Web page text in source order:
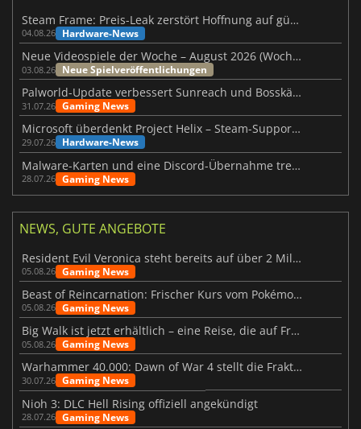
Steam Frame: Preis-Leak zerstört Hoffnung auf günstiges VR-Headset
04.08.26 Hardware-News
Neue Videospiele der Woche – August 2026 (Woche 32)
03.08.26 Neue Spielveröffentlichungen
Palworld-Update verbessert Sunreach und Bosskämpfe deutlich
31.07.26 Gaming News
Microsoft überdenkt Project Helix – Steam-Support gefährdet
29.07.26 Hardware-News
Malware-Karten und eine Discord-Übernahme treffen Meccha Chameleon
28.07.26 Gaming News
NEWS, GUTE ANGEBOTE
Resident Evil Veronica steht bereits auf über 2 Millionen Wunschlisten
05.08.26 Gaming News
Beast of Reincarnation: Frischer Kurs vom Pokémon-Studio
05.08.26 Gaming News
Big Walk ist jetzt erhältlich – eine Reise, die auf Freundschaft basiert
05.08.26 Gaming News
Warhammer 40.000: Dawn of War 4 stellt die Fraktion der Necrons vor
30.07.26 Gaming News
Nioh 3: DLC Hell Rising offiziell angekündigt
28.07.26 Gaming News